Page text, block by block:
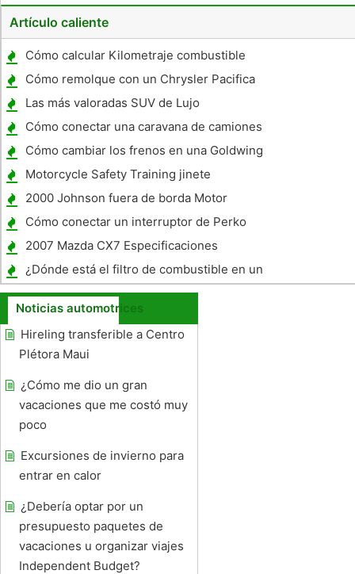
Artículo caliente
Cómo calcular Kilometraje combustible
Cómo remolque con un Chrysler Pacifica
Las más valoradas SUV de Lujo
Cómo conectar una caravana de camiones
de motor de batería
Cómo cambiar los frenos en una Goldwing
1800
Motorcycle Safety Training jinete
2000 Johnson fuera de borda Motor
Especificaciones
Cómo conectar un interruptor de Perko
2007 Mazda CX7 Especificaciones
¿Dónde está el filtro de combustible en un
Chrysler Sebring 2001?
Noticias automotrices
Hireling transferible a Centro
Plétora Maui
¿Cómo me dio un gran
vacaciones que me costó muy
poco
Excursiones de invierno para
entrar en calor
¿Debería optar por un
presupuesto paquetes de
vacaciones u organizar viajes
Independent Budget?